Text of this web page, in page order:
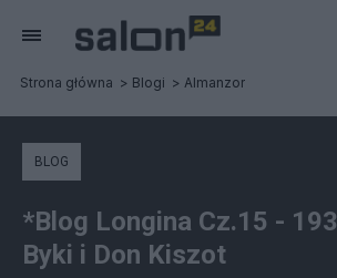
Strona główna Blogi Almanzor
BLOG
*Blog Longina Cz.15 -
Byki i Don Kiszot